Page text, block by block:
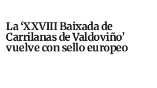
La ‘XXVIII Baixada de
Carrilanas de Valdoviño’
vuelve con sello europeo